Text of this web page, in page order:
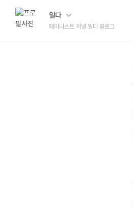
일다
페미니스트 저널 일다 블로그